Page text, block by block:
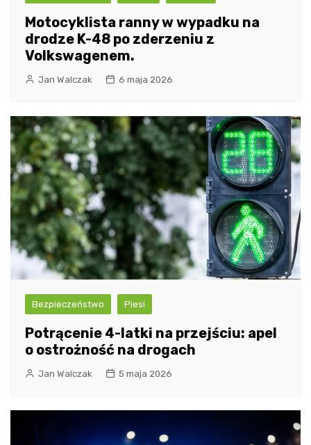
Motocyklista ranny w wypadku na
drodze K-48 po zderzeniu z
Volkswagenem.
Jan Walczak 6 maja 2026
Bezpieczeństwo Piesi
Potrącenie 4-latki na przejściu: apel
o ostrożność na drogach
Jan Walczak 5 maja 2026